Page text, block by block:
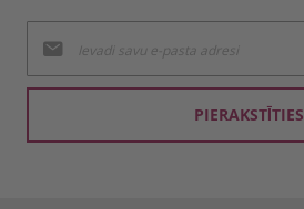
jaunumu
saņemšanai:
PIERAKSTĪTIES